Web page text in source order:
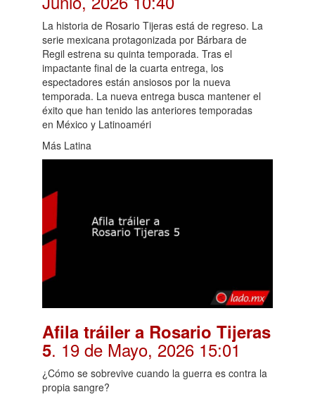
La historia de Rosario Tijeras está de regreso. La
serie mexicana protagonizada por Bárbara de
Regil estrena su quinta temporada. Tras el
impactante final de la cuarta entrega, los
espectadores están ansiosos por la nueva
temporada. La nueva entrega busca mantener el
éxito que han tenido las anteriores temporadas
en México y Latinoaméri
Más Latina
Afila tráiler a Rosario Tijeras
5. 19 de Mayo, 2026 15:01
¿Cómo se sobrevive cuando la guerra es contra la
propia sangre?